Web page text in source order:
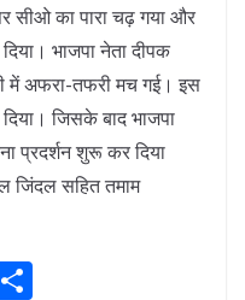
सीओ का पारा चढ़ गया और
भाजपा नेता दीपक
में अफरा-तफरी मच गई। इस
जिसके बाद भाजपा
प्रदर्शन शुरू कर दिया
जिंदल सहित तमाम